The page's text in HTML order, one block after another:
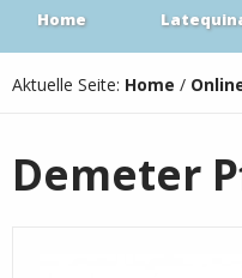
Home
Aktuelle Seite: Home /
Demeter